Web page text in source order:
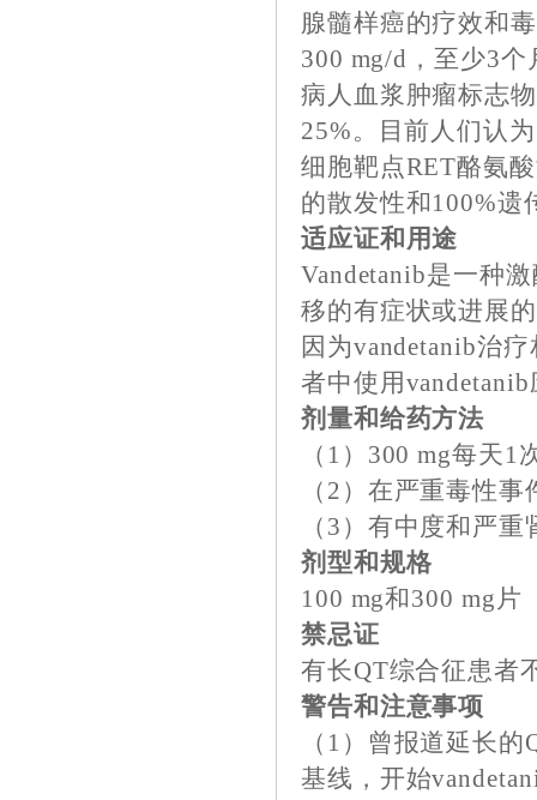
腺髓样癌的疗效和
300 mg/d，至少3
病人血浆肿瘤标志
25%。目前人们认
细胞靶点RET酪氨
的散发性和100%遗
适应证和用途
Vandetanib是一种
移的有症状或进展
因为vandetanib治
者中使用
剂量和给药方法
（1）300 mg每天1
（2）在严重毒性
（3）有中度和严
剂型和规格
100 mg和300 mg片
禁忌证
有长QT综合征患者
警告和注意事项
（1）曾报道延长
基线，开始